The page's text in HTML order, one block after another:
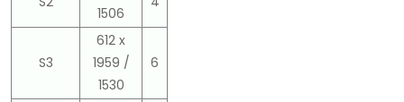
1506
S3
612 x
1959 /
1530
6